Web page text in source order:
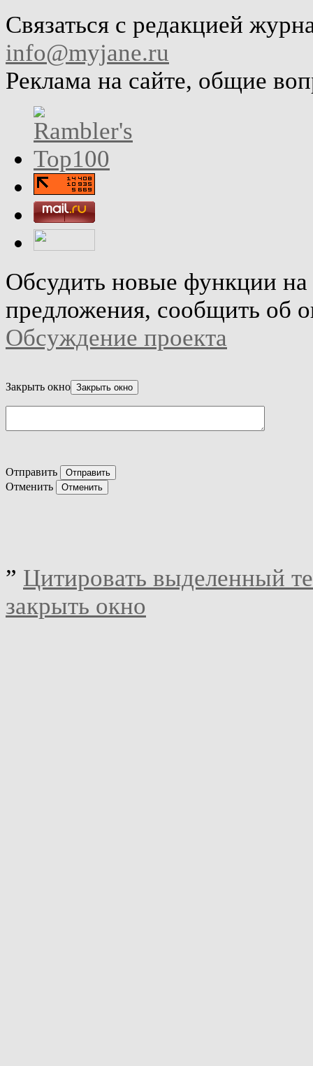
Связаться с редакцией
info@myjane.ru
Реклама на сайте, общие
Обсудить новые функции на
предложения, сообщить об
Обсуждение проекта
Закрыть окно
Отправить
Отменить
” Цитировать выделенный
закрыть окно